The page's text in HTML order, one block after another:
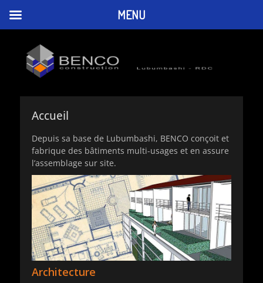
CONSTRUCTION
Lubumbashi, Haut-Katanga, République Démocratique du Congo
Accueil
Depuis sa base de Lubumbashi, BENCO conçoit et
fabrique des bâtiments multi-usages et en assure
l’assemblage sur site.
Architecture
MENU